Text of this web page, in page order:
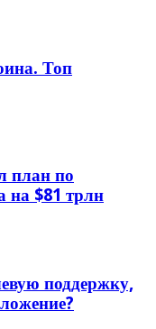
Топ
план по
на $81 трлн
поддержку,